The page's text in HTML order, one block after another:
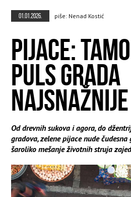
01.01.2026. piše: Nenad Kostić
PIJACE:
PULS GRADA
Od drevnih sukova i agora, do
gradova, zelene pijace nude
šaroliko mešanje životnih struja